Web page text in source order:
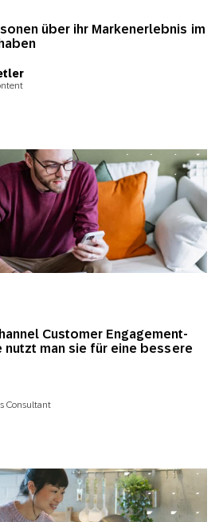
über ihr Markenerlebnis im
Customer Engagement-
nutzt man sie für eine bessere
Consultant